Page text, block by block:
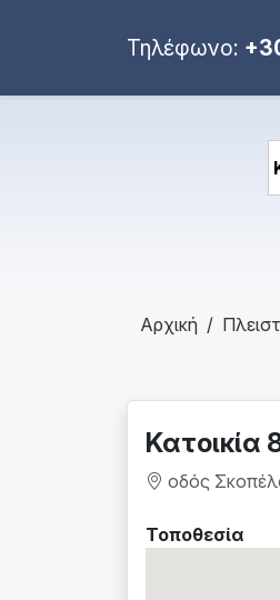
Τηλέφωνο:
Αρχική
Κατοικία
οδός
Τοποθεσία